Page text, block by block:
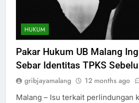
HUKUM
Pakar Hukum UB Malang
Sebar Identitas TPKS
gribjayamalang 12 months ago
Malang – Isu terkait perlindungan